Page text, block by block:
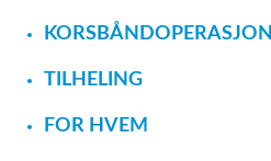
KORSBÅNDOPERASJON
TILHELING
FOR HVEM